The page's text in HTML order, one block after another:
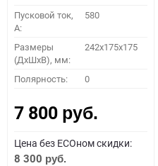
Пусковой ток,
A:
580
Размеры
(ДхШхВ), мм:
242x175x175
Полярность: 0
7 800 руб.
Цена без ECOном скидки:
8 300 руб.